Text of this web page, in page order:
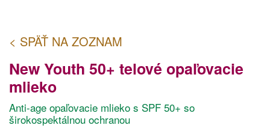
< SPÄŤ NA ZOZNAM
New Youth 50+ telové opaľovacie
mlieko
Anti-age opaľovacie mlieko s SPF 50+ so
širokospektálnou ochranou